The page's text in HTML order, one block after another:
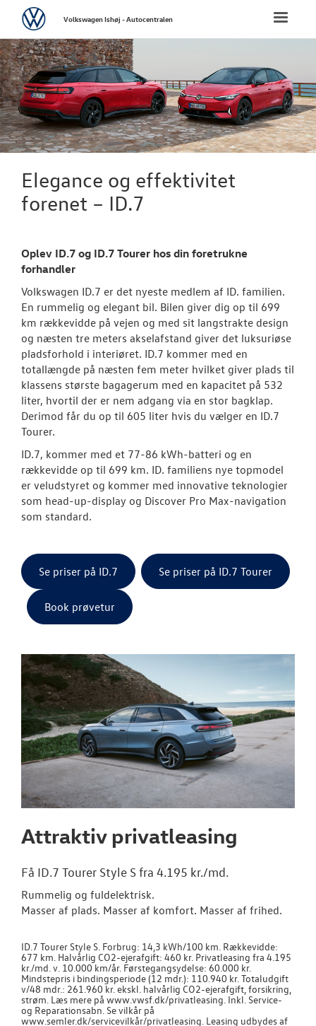
NYE
Bestil
Modeller
ID. Polo
ID.3 Neo
ID.5
Aktuelle
ID. Cross
T-Roc
ID.7 og ID.7
NYE VAREBILER
BRUGTE BILER
VÆRKSTED
SKADECENTER
TILBEHØR
Toggle
VolkswagenVolkswagen Ishøj - Autocentralen
Elegance og effektivitet
forenet – ID.7
Oplev ID.7 og ID.7 Tourer hos din foretrukne
forhandler
Volkswagen ID.7 er det nyeste medlem af ID. familien.
En rummelig og elegant bil. Bilen giver dig op til 699
km rækkevidde på vejen og med sit langstrakte design
og næsten tre meters akselafstand giver det luksuriøse
pladsforhold i interiøret. ID.7 kommer med en
totallængde på næsten fem meter hvilket giver plads til
klassens største bagagerum med en kapacitet på 532
liter, hvortil der er nem adgang via en stor bagklap.
Derimod får du op til 605 liter hvis du vælger en ID.7
Tourer.
ID.7, kommer med et 77-86 kWh-batteri og en
rækkevidde op til 699 km. ID. familiens nye topmodel
er veludstyret og kommer med innovative teknologier
som head-up-display og Discover Pro Max-navigation
som standard.
Se priser på ID.7 Se priser på ID.7 Tourer
Book prøvetur
Attraktiv privatleasing
Få ID.7 Tourer Style S fra 4.195 kr./md.
Rummelig og fuldelektrisk.
Masser af plads. Masser af komfort. Masser af frihed.
ID.7 Tourer Style S. Forbrug: 14,3 kWh/100 km. Rækkevidde:
677 km. Halvårlig CO2-ejerafgift: 460 kr. Privatleasing fra 4.195
kr./md. v. 10.000 km/år. Førstegangsydelse: 60.000 kr.
Mindstepris i bindingsperiode (12 mdr.): 110.940 kr. Totaludgift
v/48 mdr.: 261.960 kr. ekskl. halvårlig CO2-ejerafgift, forsikring,
strøm. Læs mere på www.vwsf.dk/privatleasing. Inkl. Service-
og Reparationsabn. Se vilkår på
www.semler.dk/servicevilkår/privatleasing. Leasing udbydes af